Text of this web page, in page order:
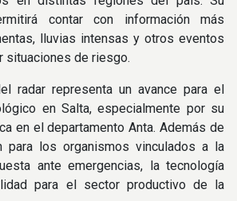
contar con información más
lluvias intensas y otros eventos
situaciones de riesgo.
radar representa un avance para el
en Salta, especialmente por su
en el departamento Anta. Además de
para los organismos vinculados a la
ante emergencias, la tecnología
para el sector productivo de la